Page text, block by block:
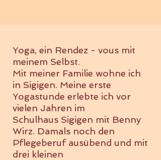
Yoga, ein Rendez - vous mit
meinem Selbst.
Mit meiner Familie wohne ich
in Sigigen. Meine erste
Yogastunde erlebte ich vor
vielen Jahren im
Schulhaus Sigigen mit Benny
Wirz. Damals noch den
Pflegeberuf ausübend und mit
drei kleinen